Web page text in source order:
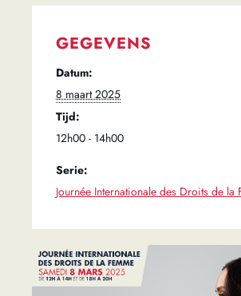
GEGEVENS
Datum:
8 maart 2025
Tijd:
12h00 - 14h00
Serie:
Journée Internationale des Droits de la